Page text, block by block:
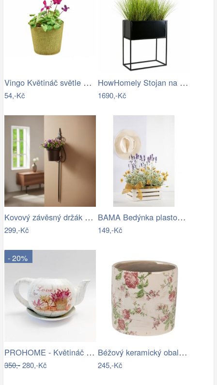
Vingo Květináč světle hnědý s…
54,-Kč
HowHomely Stojan na květiny 50x44 cm…
1690,-Kč
Kovový závěsný držák na květináč
299,-Kč
BAMA Bedýnka plastová TINA 3WT
149,-Kč
- 20%
PROHOME - Květináč čajník Levandule
350,-280,-Kč
Béžový keramický obal na květináč s…
245,-Kč